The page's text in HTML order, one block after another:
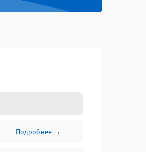
Подробнее →